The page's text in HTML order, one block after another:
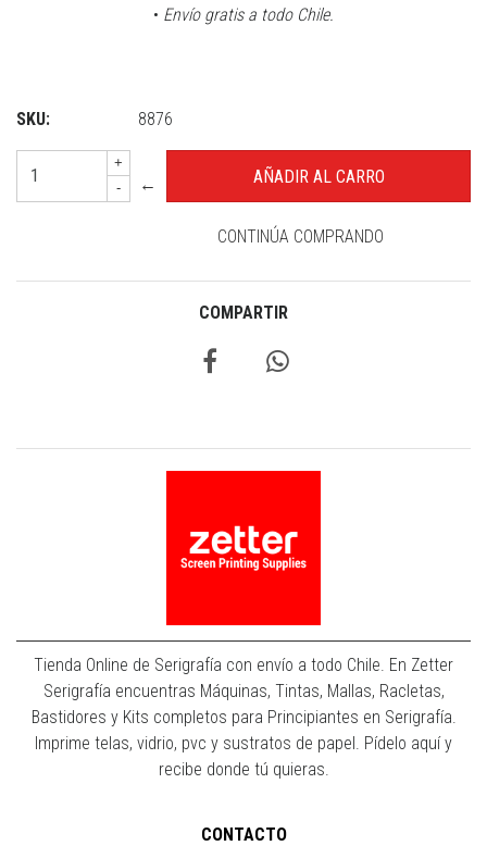
• Envío gratis a todo Chile.
SKU: 8876
+
-
←
CONTINÚA COMPRANDO
COMPARTIR
Tienda Online de Serigrafía con envío a todo Chile. En Zetter
Serigrafía encuentras Máquinas, Tintas, Mallas, Racletas,
Bastidores y Kits completos para Principiantes en Serigrafía.
Imprime telas, vidrio, pvc y sustratos de papel. Pídelo aquí y
recibe donde tú quieras.
CONTACTO